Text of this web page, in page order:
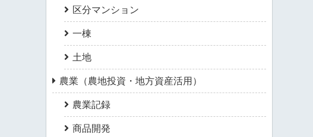
区分マンション
一棟
土地
農業（農地投資・地方資産活用）
農業記録
商品開発